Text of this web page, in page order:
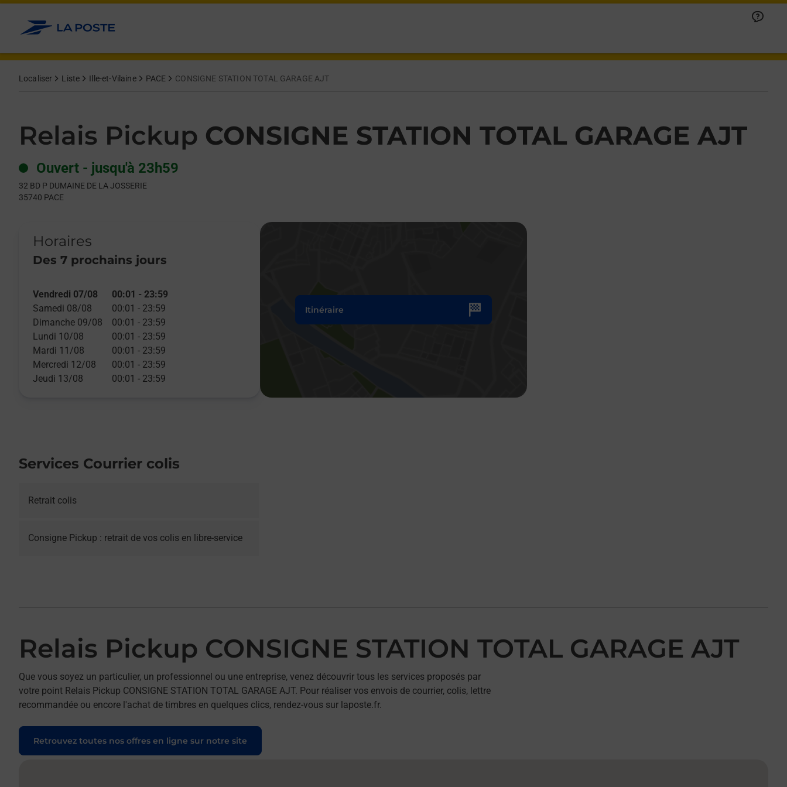
Allez au contenu
Localiser Liste Ille-et-Vilaine PACE CONSIGNE STATION TOTAL GARAGE AJT
Relais Pickup CONSIGNE STATION TOTAL GARAGE AJT
Ouvert - jusqu'à 23h59
32 BD P DUMAINE DE LA JOSSERIE
35740 PACE
Horaires
Des 7 prochains jours
Day of the WeekHours
Vendredi 07/08 00:01 - 23:59
Samedi 08/08
00:01 - 23:59
Dimanche 09/08
00:01 - 23:59
Lundi 10/08
00:01 - 23:59
Mardi 11/08
00:01 - 23:59
Mercredi 12/08
00:01 - 23:59
Jeudi 13/08
00:01 - 23:59
Itinéraire
Services Courrier colis
Retrait colis
Consigne Pickup : retrait de vos colis en libre-service
Relais Pickup CONSIGNE STATION TOTAL GARAGE AJT
Que vous soyez un particulier, un professionnel ou une entreprise, venez découvrir tous les services proposés par
votre point Relais Pickup CONSIGNE STATION TOTAL GARAGE AJT. Pour réaliser vos envois de courrier, colis, lettre
recommandée ou encore l'achat de timbres en quelques clics, rendez-vous sur laposte.fr.
Retrouvez toutes nos offres en ligne sur notre site
Get directions to Relais Pickup at 32 BD P DUMAINE DE LA JOSSERIE PACE,
lien s'ouvre dans un nouvel onglet